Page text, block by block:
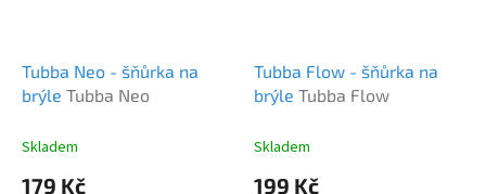
Tubba Neo - šňůrka na
brýle Tubba Neo
Skladem
179 Kč
Tubba Flow - šňůrka na
brýle Tubba Flow
Skladem
199 Kč